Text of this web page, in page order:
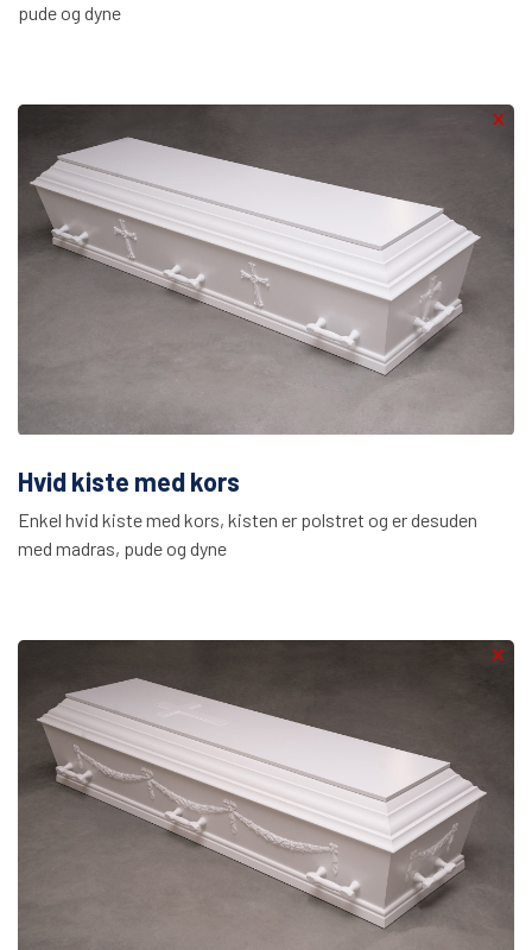
pude og dyne
Hvid kiste med kors
Enkel hvid kiste med kors, kisten er polstret og er desuden
med madras, pude og dyne